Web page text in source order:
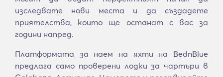
изследвате нови места и да създадете
приятелства, които ще останат с вас за
години напред.
Платформата за наем на яхти на BednBlue
предлага само проверени лодки за чартъри в